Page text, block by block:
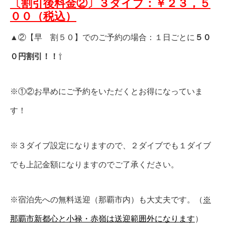
〔割引後料金②〕３ダイブ：￥２３，５
００（税込）
▲②【早 割５０】でのご予約の場合：１日ごとに ５０
０円割引！！ ⇧
※①②お早めにご予約をいただくとお得になっていま
す！
※３ダイブ設定になりますので、２ダイブでも１ダイブ
でも上記金額になりますのでご了承ください。
※宿泊先への無料送迎（那覇市内）も大丈夫です。（ ※
那覇市新都心と小禄・赤嶺は送迎範囲外になります）